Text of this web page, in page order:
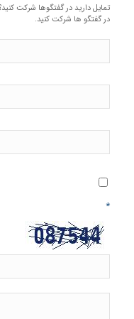
تمایل دارید در گفتگوها شرکت
در گفتگو ها شرکت کنید.
*